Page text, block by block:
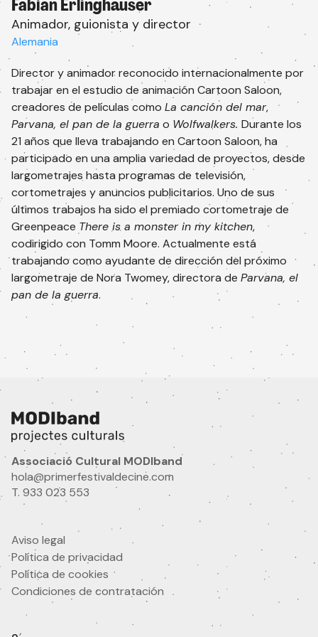
Fabian Erlinghäuser
Animador, guionista y director
Alemania
Director y animador reconocido internacionalmente por
trabajar en el estudio de animación Cartoon Saloon,
creadores de películas como La canción del mar,
Parvana, el pan de la guerra o Wolfwalkers. Durante los
21 años que lleva trabajando en Cartoon Saloon, ha
participado en una amplia variedad de proyectos, desde
largometrajes hasta programas de televisión,
cortometrajes y anuncios publicitarios. Uno de sus
últimos trabajos ha sido el premiado cortometraje de
Greenpeace There is a monster in my kitchen,
codirigido con Tomm Moore. Actualmente está
trabajando como ayudante de dirección del próximo
largometraje de Nora Twomey, directora de Parvana, el
pan de la guerra.
Associació Cultural MODIband
hola@primerfestivaldecine.com
T. 933 023 553
Aviso legal
Política de privacidad
Política de cookies
Condiciones de contratación
Suscríbete a la newsletter
Recibe toda la información de nuestras
actividades.
Nombre
Idioma
Si
Área de interés
la política de privacidad